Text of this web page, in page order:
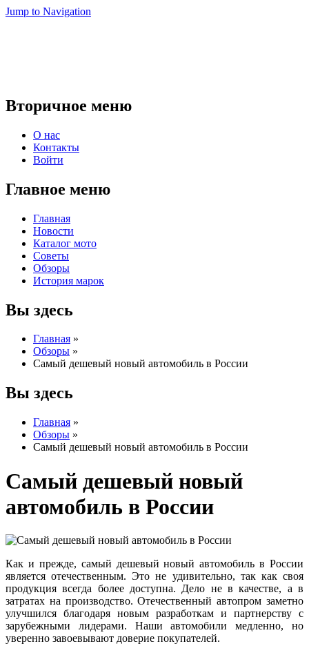
Jump to Navigation
Вторичное меню
О нас
Контакты
Войти
Главное меню
Главная
Новости
Каталог мото
Советы
Обзоры
История марок
Вы здесь
Главная »
Обзоры »
Самый дешевый новый автомобиль в России
Вы здесь
Главная »
Обзоры »
Самый дешевый новый автомобиль в России
Самый дешевый новый
автомобиль в России
Как и прежде, самый дешевый новый автомобиль в России
является отечественным. Это не удивительно, так как своя
продукция всегда более доступна. Дело не в качестве, а в
затратах на производство. Отечественный автопром заметно
улучшился благодаря новым разработкам и партнерству с
зарубежными лидерами. Наши автомобили медленно, но
уверенно завоевывают доверие покупателей.